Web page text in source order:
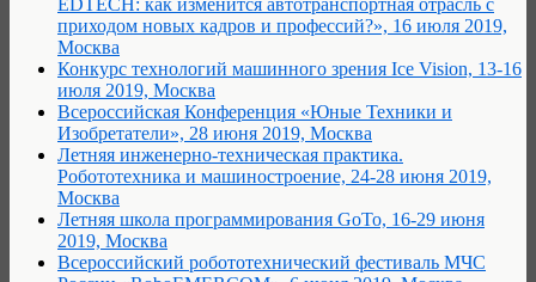
EDTECH: как изменится автотранспортная отрасль с
приходом новых кадров и профессий?», 16 июля 2019,
Москва
Конкурс технологий машинного зрения Ice Vision, 13-16
июля 2019, Москва
Всероссийская Конференция «Юные Техники и
Изобретатели», 28 июня 2019, Москва
Летняя инженерно-техническая практика.
Робототехника и машиностроение, 24-28 июня 2019,
Москва
Летняя школа программирования GoTo, 16-29 июня
2019, Москва
Всероссийский робототехнический фестиваль МЧС